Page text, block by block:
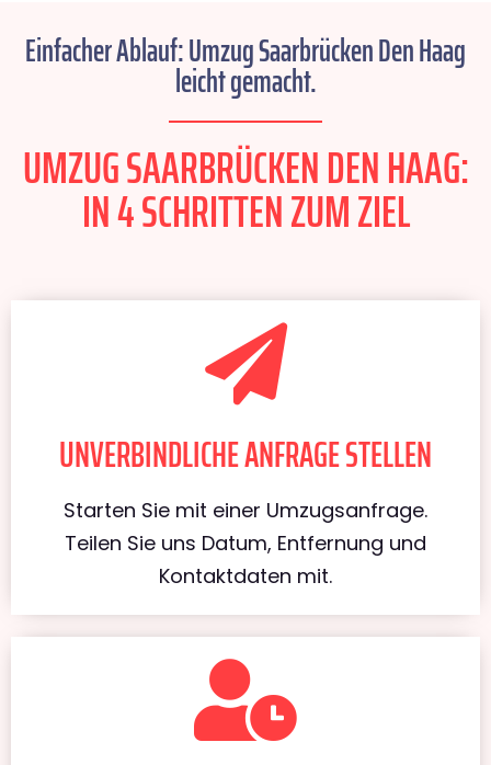
Einfacher Ablauf: Umzug Saarbrücken Den Haag
leicht gemacht.
UMZUG SAARBRÜCKEN DEN HAAG:
IN 4 SCHRITTEN ZUM ZIEL
UNVERBINDLICHE ANFRAGE STELLEN
Starten Sie mit einer Umzugsanfrage.
Teilen Sie uns Datum, Entfernung und
Kontaktdaten mit.